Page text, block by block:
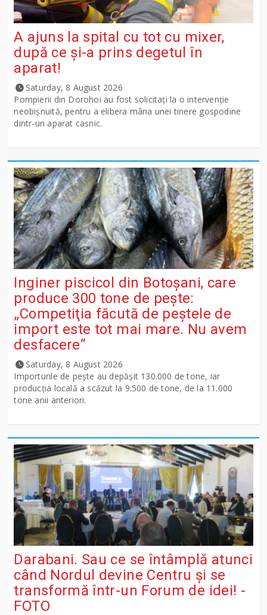
A ajuns la spital cu tot cu mixer,
după ce și-a prins degetul în
aparat!
Saturday, 8 August 2026
Pompierii din Dorohoi au fost solicitați la o intervenție
neobișnuită, pentru a elibera mâna unei tinere gospodine
dintr-un aparat casnic.
Inginer piscicol din Botoşani, care
produce 300 tone de peşte:
„Competiţia făcută de peştele de
import este tot mai mare. Nu avem
desfacere“
Saturday, 8 August 2026
Importurile de peşte au depăşit 130.000 de tone, iar
producţia locală a scăzut la 9.500 de tone, de la 11.000
tone anii anteriori.
Darabani. Sau ce se întâmplă atunci
când Nordul devine Centru și se
transformă într-un Forum de idei! -
FOTO